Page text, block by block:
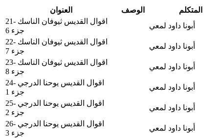
العنوان الوصف
المتكلم
21- اقوال القديس ثيوفان الناسك
جزء 6
أبونا داود لمعي
22- اقوال القديس ثيوفان الناسك
جزء 7
أبونا داود لمعي
23- اقوال القديس ثيوفان الناسك
جزء 8
أبونا داود لمعي
24- اقوال القديس يوحنا الدرجي
جزء 1
أبونا داود لمعي
25- اقوال القديس يوحنا الدرجي
جزء 2
أبونا داود لمعي
26- اقوال القديس يوحنا الدرجي
جزء 3
أبونا داود لمعي